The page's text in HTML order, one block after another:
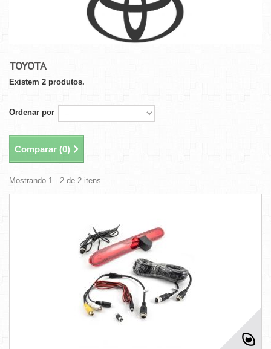
TOYOTA
Existem 2 produtos.
Ordenar por
Comparar (0)
Mostrando 1 - 2 de 2 itens